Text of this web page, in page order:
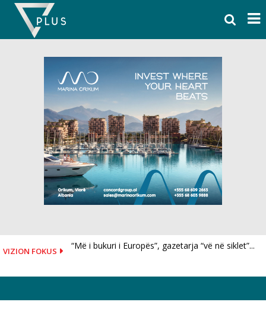
Skip
content
VIZION FOKUS “Më i bukuri i Europës”, gazetarja “vë në siklet”...